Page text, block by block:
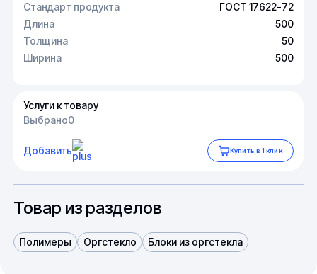
Стандарт продукта
ГОСТ 17622-72
Длина
500
Толщина
50
Ширина
500
Услуги к товару
Выбрано0
Добавить Купить в 1 клик
Товар из разделов
Полимеры Оргстекло Блоки из оргстекла